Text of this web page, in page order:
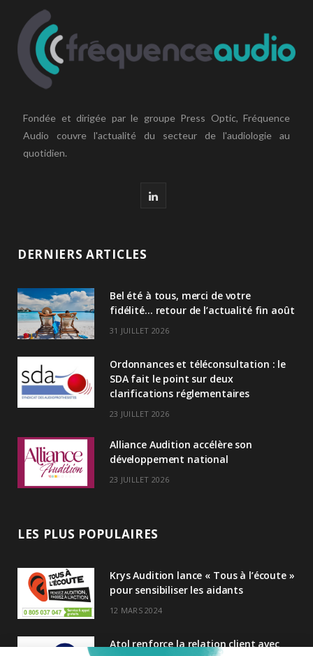
Fondée et dirigée par le groupe Press Optic, Fréquence
Audio couvre l'actualité du secteur de l'audiologie au
quotidien.
L
e
n
DERNIERS ARTICLES
Bel été à tous, merci de votre
fidélité… retour de l’actualité fin août
31 JUILLET 2026
Ordonnances et téléconsultation : le
SDA fait le point sur deux
clarifications réglementaires
23 JUILLET 2026
Alliance Audition accélère son
développement national
23 JUILLET 2026
LES PLUS POPULAIRES
Krys Audition lance « Tous à l’écoute »
pour sensibiliser les aidants
12 MARS 2024
Atol renforce la relation client avec